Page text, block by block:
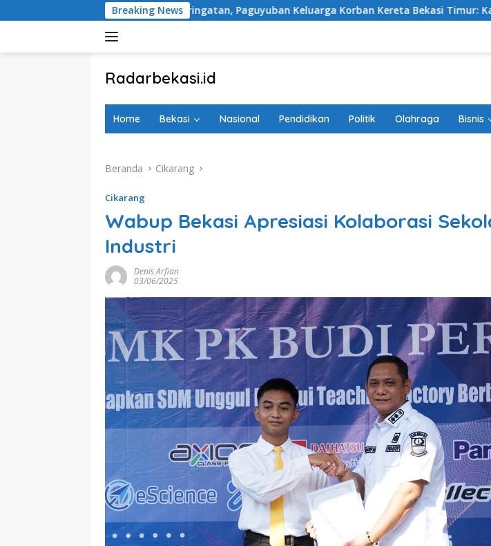
ke
Breaking News
Tugu Peringatan, Paguyuban Keluarga Korban Kereta Bekasi Timur: Kami Ingin Perbaikan Sistem
Radarbekasi.id
Bekasi
Home Bekasi Nasional Pendidikan Politik Olahraga Bisnis
Beranda Cikarang
Cikarang
Wabup Bekasi Apresiasi Kolaborasi
Industri
Denis Arfian
03/06/2025